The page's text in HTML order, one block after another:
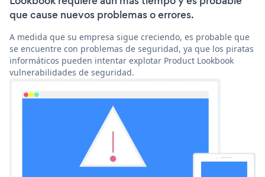
que cause nuevos problemas o errores.
A medida que su empresa sigue creciendo, es probable que
se encuentre con problemas de seguridad, ya que los piratas
informáticos pueden intentar explotar Product Lookbook
vulnerabilidades de seguridad.